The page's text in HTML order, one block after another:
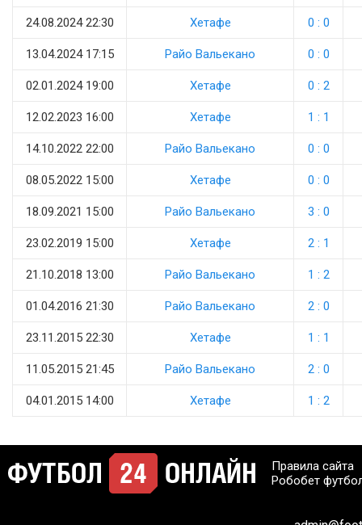
24.08.2024 22:30 Хетафе 0 : 0
13.04.2024 17:15 Райо Вальекано 0 : 0
02.01.2024 19:00 Хетафе 0 : 2
12.02.2023 16:00 Хетафе 1 : 1
14.10.2022 22:00 Райо Вальекано 0 : 0
08.05.2022 15:00 Хетафе 0 : 0
18.09.2021 15:00 Райо Вальекано 3 : 0
23.02.2019 15:00 Хетафе 2 : 1
21.10.2018 13:00 Райо Вальекано 1 : 2
01.04.2016 21:30 Райо Вальекано 2 : 0
23.11.2015 22:30 Хетафе 1 : 1
11.05.2015 21:45 Райо Вальекано 2 : 0
04.01.2015 14:00 Хетафе 1 : 2
Правила сайта
Робобет